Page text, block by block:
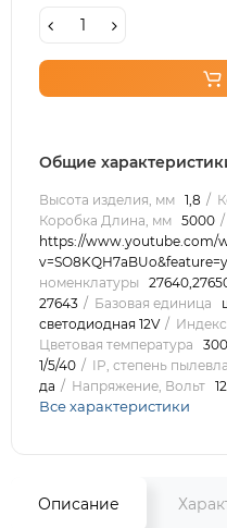
Общие
Высота изделия, мм 1,8
Коробка Длина, мм 5000
https://www.youtube.com/
номенклатуры
27643
Базовая единица
светодиодная 12V
Цветовая температура
1/5/40
IP, степень
да
Напряжение, Вольт 12
Все характеристики
Описание